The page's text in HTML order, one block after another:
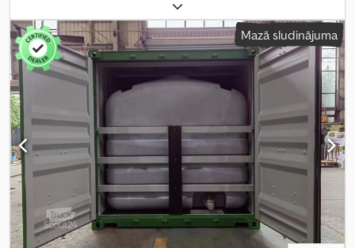
Mazā sludinājuma